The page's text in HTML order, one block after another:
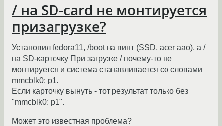
/ на SD-card не монтируется
призагрузке?
Установил fedora11, /boot на винт (SSD, acer aao), а /
на SD-карточку При загрузке / почему-то не
монтируется и система станавливается со словами
mmcblk0: p1.
Если карточку вынуть - тот результат только без
"mmcblk0: p1".
Может это известная проблема?